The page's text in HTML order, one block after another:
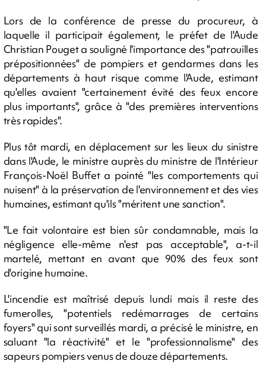
Lors de la conférence de presse du procureur, à
laquelle il participait également, le préfet de l'Aude
Christian Pouget a souligné l'importance des "patrouilles
prépositionnées" de pompiers et gendarmes dans les
départements à haut risque comme l'Aude, estimant
qu'elles avaient "certainement évité des feux encore
plus importants", grâce à "des premières interventions
très rapides".
Plus tôt mardi, en déplacement sur les lieux du sinistre
dans l'Aude, le ministre auprès du ministre de l'Intérieur
François-Noël Buffet a pointé "les comportements qui
nuisent" à la préservation de l'environnement et des vies
humaines, estimant qu'ils "méritent une sanction".
"Le fait volontaire est bien sûr condamnable, mais la
négligence elle-même n'est pas acceptable", a-t-il
martelé, mettant en avant que 90% des feux sont
d'origine humaine.
L'incendie est maîtrisé depuis lundi mais il reste des
fumerolles, "potentiels redémarrages de certains
foyers" qui sont surveillés mardi, a précisé le ministre, en
saluant "la réactivité" et le "professionnalisme" des
sapeurs pompiers venus de douze départements.